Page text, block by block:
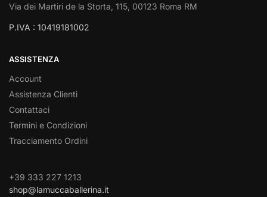
Via dei Martiri de la Storta, 115, 00123 Roma RM
P.IVA : 10419181002
ASSISTENZA
Account
Assistenza Clienti
Contattaci
Termini e Condizioni
Tracciamento Ordini
+39 333 227 1213
shop@lamuccaballerina.it